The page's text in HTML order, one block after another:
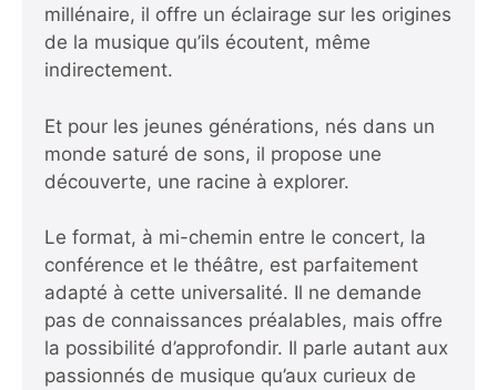
millénaire, il offre un éclairage sur les origines
de la musique qu’ils écoutent, même
indirectement.
Et pour les jeunes générations, nés dans un
monde saturé de sons, il propose une
découverte, une racine à explorer.
Le format, à mi-chemin entre le concert, la
conférence et le théâtre, est parfaitement
adapté à cette universalité. Il ne demande
pas de connaissances préalables, mais offre
la possibilité d’approfondir. Il parle autant aux
passionnés de musique qu’aux curieux de